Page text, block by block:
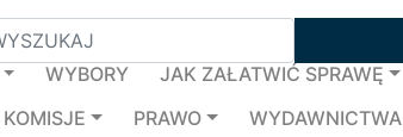
WYBORY
JAK ZAŁATWIĆ SPRAWĘ
KOMISJE PRAWO WYDAWNICTWA